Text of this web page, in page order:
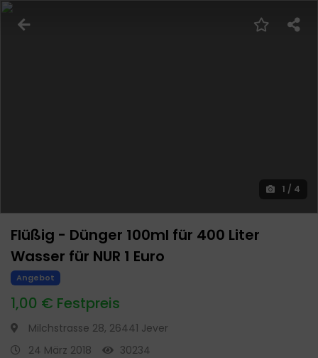
1 / 4
Flüßig - Dünger 100ml für 400 Liter
Wasser für NUR 1 Euro
Angebot
1,00 € Festpreis
Milchstrasse 28, 26441 Jever
24 März 2018
30234